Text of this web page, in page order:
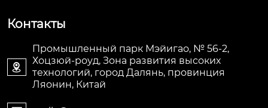
Контакты

Промышленный парк Мэйигао, № 56-2,
Хоцзюй-роуд, Зона развития высоких
технологий, город Далянь, провинция
Ляонин, Китай